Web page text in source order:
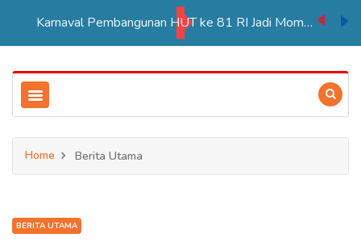
Karnaval Pembangunan HUT ke 81 RI Jadi Momentum Perkuat Persatuan di Merauke
Home Berita Utama
BERITA UTAMA